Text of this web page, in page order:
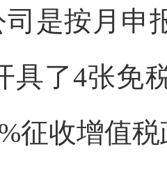
司是按月申
具了4张免
征收增值